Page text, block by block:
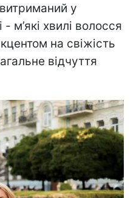
у
м’які хвилі волосся
на свіжість
відчуття